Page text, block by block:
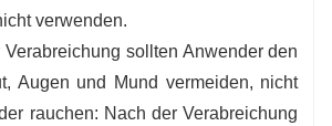
verwenden.
Verabreichung sollten Anwender den
Augen und Mund vermeiden, nicht
rauchen: Nach der Verabreichung